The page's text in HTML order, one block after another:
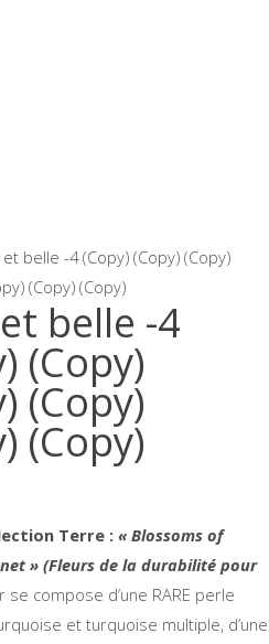
belle -4 (Copy) (Copy) (Copy)
(Copy) (Copy)
belle -4
(Copy)
(Copy)
(Copy)
Terre : « Blossoms of
» (Fleurs de la durabilité pour
se compose d’une RARE perle
et turquoise multiple, d’une